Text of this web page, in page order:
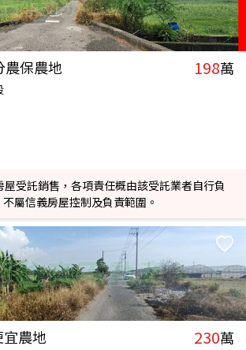
農保農地 198萬
受託銷售，各項責任概由該受託業者自行負
不屬信義房屋控制及負責範圍。
農地 230萬